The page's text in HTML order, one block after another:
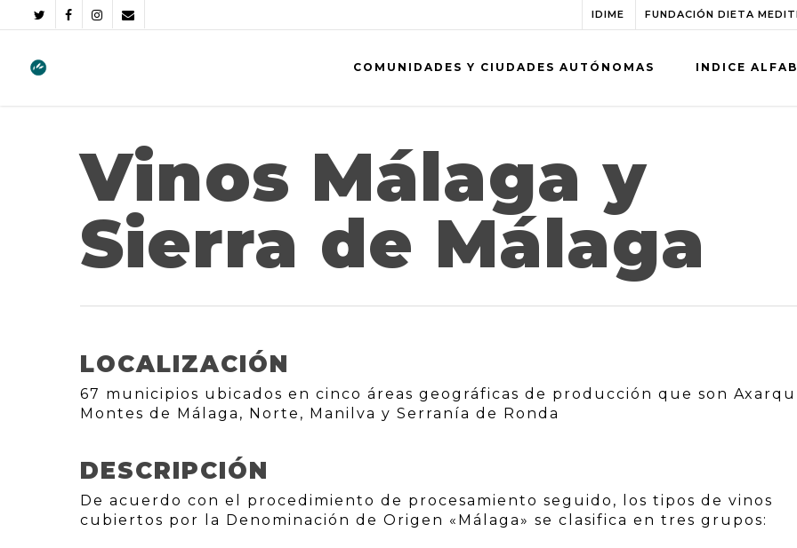
IDIME FUNDACIÓN DIETA
COMUNIDADES Y CIUDADES AUTÓNOMAS INDICE
Vinos Málaga y
Sierra de Málaga
LOCALIZACIÓN
67 municipios ubicados en cinco áreas geográficas de producción que son
Montes de Málaga, Norte, Manilva y Serranía de Ronda
DESCRIPCIÓN
De acuerdo con el procedimiento de procesamiento seguido, los tipos de vinos
cubiertos por la Denominación de Origen «Málaga» se clasifica en tres grupos: